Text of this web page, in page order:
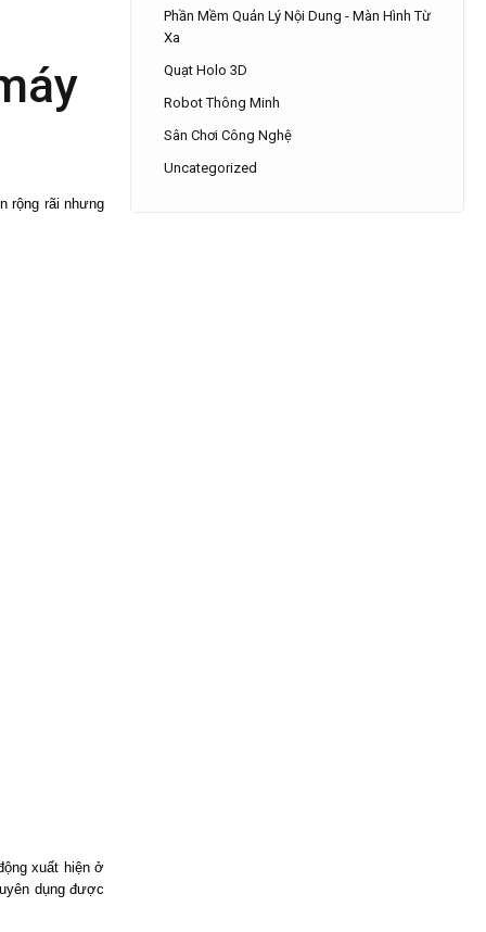
rộng rãi nhưng
xuất hiện ở
dụng được
Phần Mềm Quản Lý Nội Dung - Màn Hình Từ
Xa
Quạt Holo 3D
Robot Thông Minh
Sân Chơi Công Nghệ
Uncategorized